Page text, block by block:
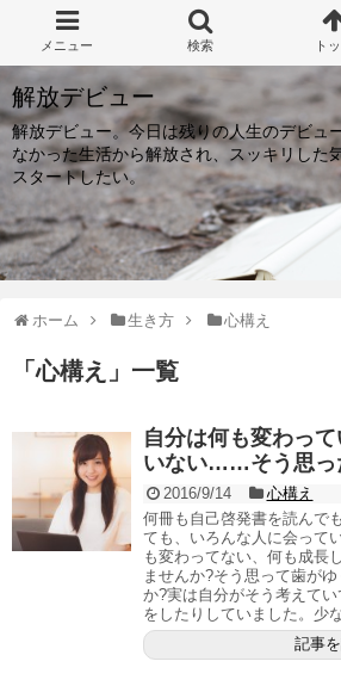
解放デビュー
解放デビュー。今日は残りの人生のデビュ
なかった生活から解放され、スッキリした
スタートしたい。
ホーム 生き方 心構え
「心構え 」 一覧
自分は何も変わっ
いない……そう思っ
2016/9/14
心構え
何冊も自己啓発書を読んで
ても、いろんな人に会って
も変わってない、何も成長
ませんか?そう思って歯が
か?実は自分がそう考えて
をしたりしていました。少
記事